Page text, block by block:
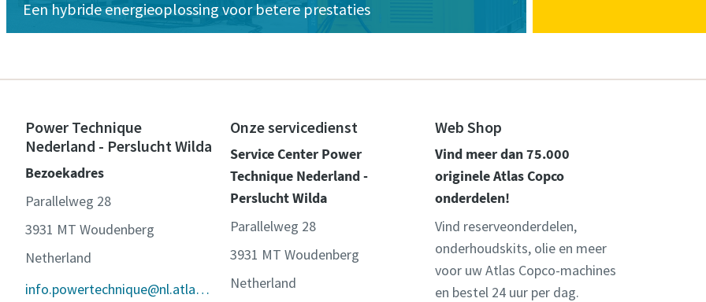
Een hybride energieoplossing voor betere prestaties
Power Technique
Nederland - Perslucht Wilda
Bezoekadres
Parallelweg 28
3931 MT Woudenberg
Netherland
info.powertechnique@nl.atlascopco.com
Onze servicedienst
Service Center Power
Technique Nederland -
Perslucht Wilda
Parallelweg 28
3931 MT Woudenberg
Netherland
Web Shop
Vind meer dan 75.000
originele Atlas Copco
onderdelen!
Vind reserveonderdelen,
onderhoudskits, olie en meer
voor uw Atlas Copco-machines
en bestel 24 uur per dag.